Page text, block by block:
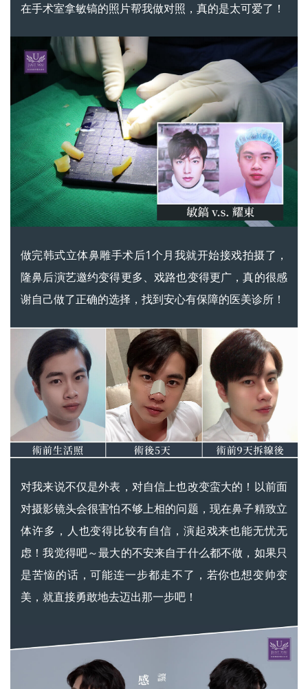
在手术室拿敏镐的照片帮我做对照，真的是太可爱了！
做完韩式立体鼻雕手术后1个月我就开始接戏拍摄了，
隆鼻后演艺邀约变得更多、戏路也变得更广，真的很感
谢自己做了正确的选择，找到安心有保障的医美诊所！
对我来说不仅是外表，对自信上也改变蛮大的！以前面
对摄影镜头会很害怕不够上相的问题，现在鼻子精致立
体许多，人也变得比较有自信，演起戏来也能无忧无
虑！我觉得吧～最大的不安来自于什么都不做，如果只
是苦恼的话，可能连一步都走不了，若你也想变帅变
美，就直接勇敢地去迈出那一步吧！